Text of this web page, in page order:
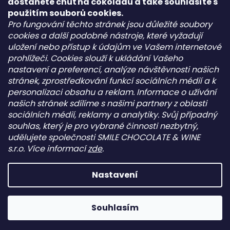
použitím souborů cookies.
Pro fungování těchto stránek jsou důležité soubory
cookies a další podobné nástroje, které vyžadují
uložení nebo přístup k údajům ve Vašem internetové
prohlížeči. Cookies slouží k ukládání Vašeho
nastavení a preferencí, analýze návštěvnosti našich
stránek, zprostředkování funkcí sociálních médií a k
personalizaci obsahu a reklam. Informace o užívání
našich stránek sdílíme s našimi partnery z oblasti
sociálních médií, reklamy a analytiky. Svůj případný
souhlas, který je pro vybrané činnosti nezbytný,
udělujete společnosti SMILE CHOCOLATE & WINE
s.r.o. Více informacízde.
Nastavení
Souhlasím
Pepeho čokolády
pepehocokolady.cz
Informace pro vás
Kontakt
Obchodní podmínky
Podmínky ochrany osobních údajů - GDPR
Facebook
Copyright 2026PEPEHO ČOKOLÁDY s.r.o.. Všechna práva
vyhrazena.